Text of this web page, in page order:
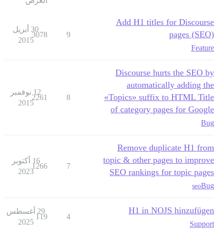
Add H1 titles for Discourse
pages (SEO)
Feature
9
3078
30 أبريل
2015
Discourse hurts the SEO by
automatically adding the
«Topics» suffix to HTML Title
of category pages for Google
Bug
8
2261
12 نوفمبر
2015
Remove duplicate H1 from
topic & other pages to improve
SEO rankings for topic pages
Bug
seo
7
1266
16 أكتوبر
2023
H1 in NOJS hinzufügen
Support
4
119
29 أغسطس
2025